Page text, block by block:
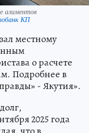
алиментов
КП
местному
о расчете
Подробнее в
- Якутия».
2025 года